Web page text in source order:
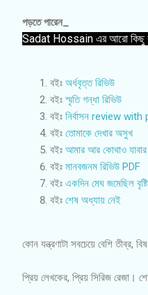
পড়তে পারেন_
Sadat Hossain এর আরো কিছু
বইঃ অর্ধবৃত্ত রিভিউ
বইঃস্মৃতি গন্ধা রিভিউ
বইঃ নির্বাসন review with
বইঃ তোমাকে দেখার অসুখ
বইঃ আমার আর কোথাও
বইঃ মানবজনম রিভিউ PDF
বইঃ একদিন মেঘ জমেছিল
বইঃ শেষ অধ্যায় নেই
কোন যন্ত্রণাটা সবচেয়ে বেশি তীব্র,
প্রিয় লেখকের, প্রিয় সিরিজ রেজা।